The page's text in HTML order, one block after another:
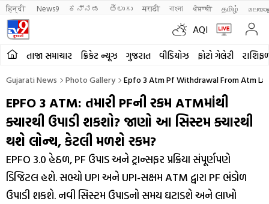
हिन्दी News9 ಕನ್ನಡ తెలుగు मराठी বাংলা ਪੰਜਾਬੀ தமிழ்
AQI
તાજા સમાચાર ક્રિકેટ ન્યૂઝ ગુજરાત વીડિયોઝ ફોટો ગેલેરી
Gujarati News Photo Gallery Epfo 3 Atm Pf Withdrawal From Atm
EPFO 3 ATM: તમારી PFની રકમ ATMમાંથી
ક્યારથી ઉપાડી શકશો? જાણો આ સિસ્ટમ ક્યારથી
થશે લોન્ચ, કેટલી મળશે રકમ?
EPFO 3.0 હેઠળ, PF ઉપાડ અને ટ્રાન્સફર પ્રક્રિયા સંપૂર્ણપણે
ડિજિટલ હશે. સભ્યો UPI અને UPI-સક્ષમ ATM દ્વારા PF ભંડોળ
ઉપાડી શકશે. નવી સિસ્ટમ ઉપાડનો સમય ઘટાડશે અને લાખો